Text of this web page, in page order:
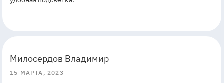
55
Милосердов Владимир
15 МАРТА, 2023